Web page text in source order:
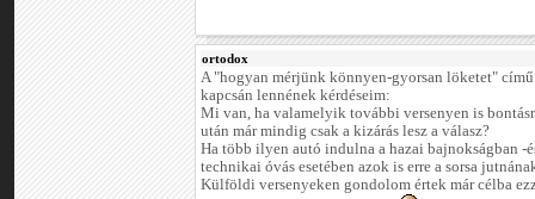
ortodox
A "hogyan mérjünk könnyen-gyorsan löketet"
kapcsán lennének kérdéseim:
Mi van, ha valamelyik további versenyen is
után már mindig csak a kizárás lesz a válasz?
Ha több ilyen autó indulna a hazai bajnokságban -
technikai óvás esetében azok is erre a sorsa
Külföldi versenyeken gondolom értek már célba